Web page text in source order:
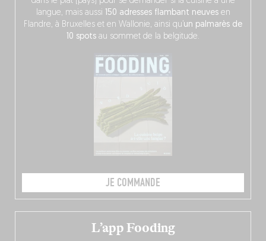
langue, mais aussi
150 adresses flambant neuvesen
Flandre, à Bruxelles et en Wallonie, ainsi qu’ un palmarès de
10 spots au sommet de la belgitude.
JE COMMANDE
L’app Fooding